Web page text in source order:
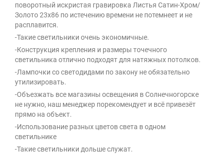
поворотный искристая гравировка Листья Сатин-Хром/
Золото 23х86 по истечению времени не потемнеет и не
расплавится.
-Такие светильники очень экономичные.
-Конструкция крепления и размеры точечного
светильника отлично подходят для натяжных потолков.
-Лампочки со светодидами по закону не обязательно
утилизировать.
-Объезжать все магазины освещения в Солнечногорске
не нужно, наш менеджер порекомендует и всё привезёт
прямо на объект.
-Использование разных цветов света в одном
светильнике
-Такие светильники дольше служат.